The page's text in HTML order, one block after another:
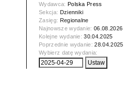
Wydawca: Polska Press
Sekcja: Dzienniki
Zasięg: Regionalne
Najnowsze wydanie:06.08.2026
Kolejne wydanie:30.04.2025
Poprzednie wydanie:28.04.2025
Wybierz datę wydania: